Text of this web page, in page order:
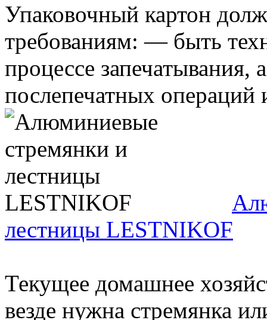
Упаковочный картон
требованиям: — быть
процессе запечатывания,
послепечатных операций
лестницы LESTNIKOF
Текущее домашнее
везде нужна стремянка